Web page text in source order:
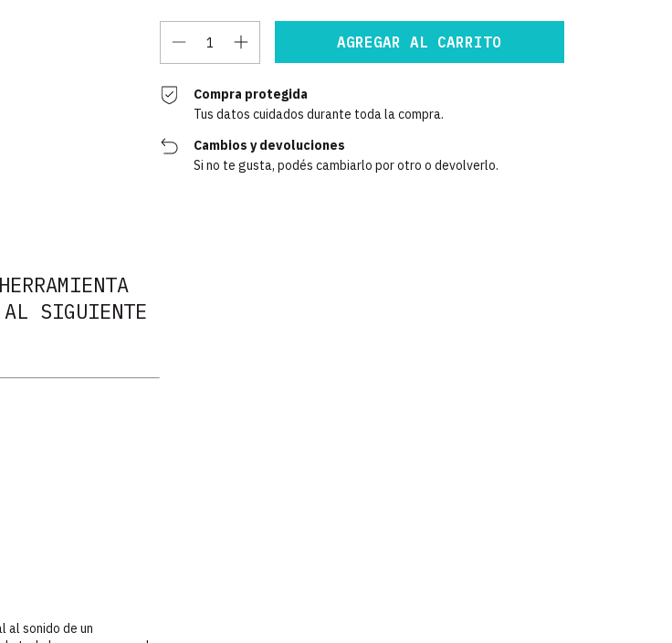
Compra protegida
Tus datos cuidados durante toda la compra.
Cambios y devoluciones
Si no te gusta, podés cambiarlo por otro o devolverlo.
AL SIGUIENTE
al sonido de un